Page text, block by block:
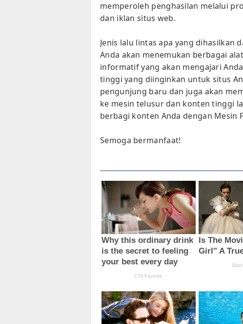
memperoleh penghasilan melalui
dan iklan situs web.
Jenis lalu lintas apa yang dihasilkan
Anda akan menemukan berbagai
informatif yang akan mengajari
tinggi yang diinginkan untuk situs
pengunjung baru dan juga akan
ke mesin telusur dan konten tinggi
berbagi konten Anda dengan Mesin
Semoga bermanfaat!